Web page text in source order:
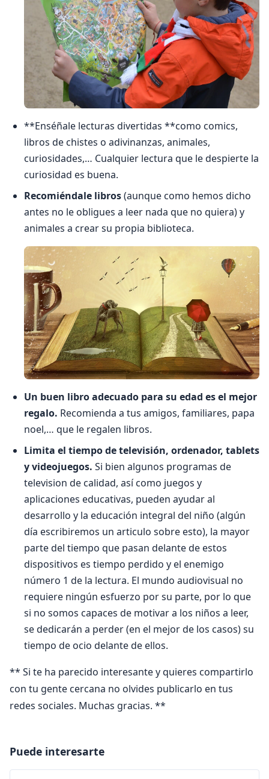
**Enséñale lecturas divertidas **como comics,
libros de chistes o adivinanzas, animales,
curiosidades,… Cualquier lectura que le despierte la
curiosidad es buena.
Recomiéndale libros(aunque como hemos dicho
antes no le obligues a leer nada que no quiera) y
animales a crear su propia biblioteca.
Un buen libro adecuado para su edad es el mejor
regalo. Recomienda a tus amigos, familiares, papa
noel,… que le regalen libros.
Limita el tiempo de televisión, ordenador, tablets
y videojuegos. Si bien algunos programas de
television de calidad, así como juegos y
aplicaciones educativas, pueden ayudar al
desarrollo y la educación integral del niño (algún
día escribiremos un articulo sobre esto), la mayor
parte del tiempo que pasan delante de estos
dispositivos es tiempo perdido y el enemigo
número 1 de la lectura. El mundo audiovisual no
requiere ningún esfuerzo por su parte, por lo que
si no somos capaces de motivar a los niños a leer,
se dedicarán a perder (en el mejor de los casos) su
tiempo de ocio delante de ellos.
** Si te ha parecido interesante y quieres compartirlo
con tu gente cercana no olvides publicarlo en tus
redes sociales. Muchas gracias. **
Puede interesarte